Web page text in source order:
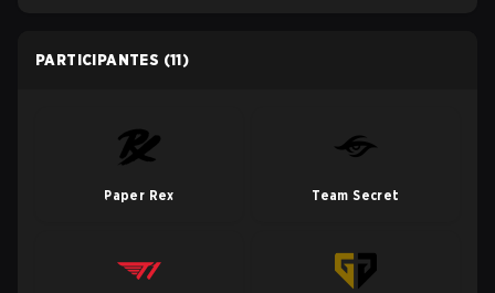
PARTICIPANTES (11)
Paper Rex Team Secret